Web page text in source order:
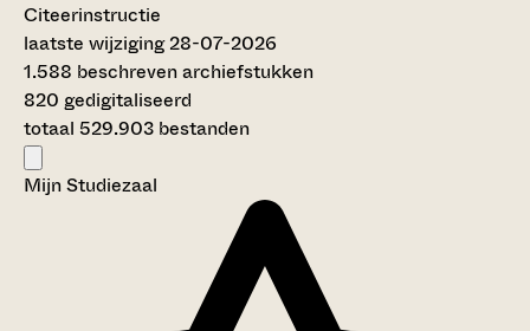
Citeerinstructie
laatste wijziging 28-07-2026
1.588 beschreven archiefstukken
820 gedigitaliseerd
totaal 529.903 bestanden
Mijn Studiezaal